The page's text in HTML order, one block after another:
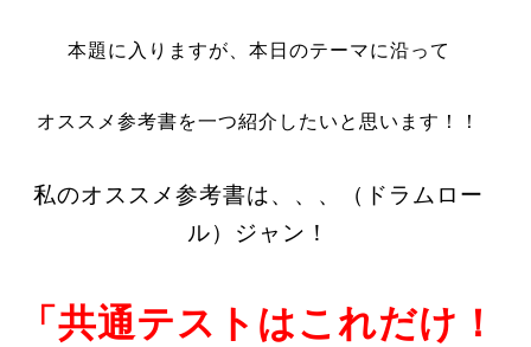
本題に入りますが、本日のテーマに沿って
オススメ参考書を一つ紹介したいと思います！！
私のオススメ参考書は、、、（ドラムロー
ル）ジャン！
「共通テストはこれだけ！